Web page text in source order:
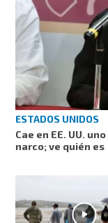
ESTADOS UNIDOS
Cae en EE. UU.
narco; ve quién es